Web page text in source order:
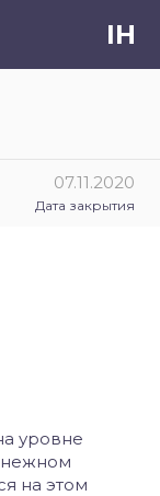
IH
07.11.2020
Дата закрытия
уровне
на этом